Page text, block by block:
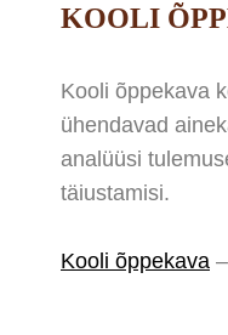
KOOLI
Kooli õppekava
ühendavad
analüüsi
täiustamisi.
Kooli õppekava